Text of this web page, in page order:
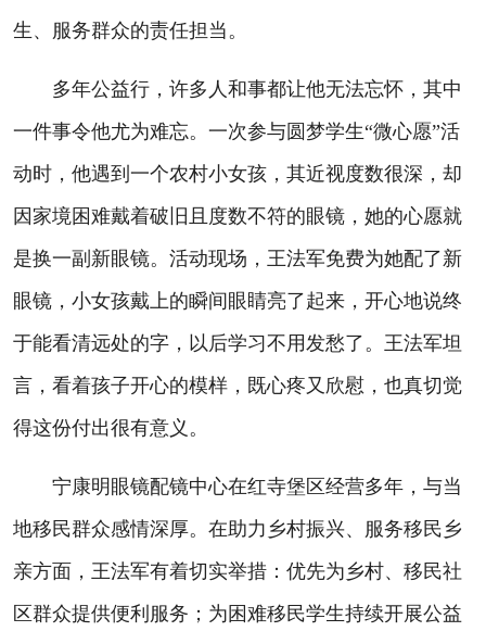
生、服务群众的责任担当。
多年公益行，许多人和事都让他无法忘怀，其中
一件事令他尤为难忘。一次参与圆梦学生“微心愿”活
动时，他遇到一个农村小女孩，其近视度数很深，却
因家境困难戴着破旧且度数不符的眼镜，她的心愿就
是换一副新眼镜。活动现场，王法军免费为她配了新
眼镜，小女孩戴上的瞬间眼睛亮了起来，开心地说终
于能看清远处的字，以后学习不用发愁了。王法军坦
言，看着孩子开心的模样，既心疼又欣慰，也真切觉
得这份付出很有意义。
宁康明眼镜配镜中心在红寺堡区经营多年，与当
地移民群众感情深厚。在助力乡村振兴、服务移民乡
亲方面，王法军有着切实举措：优先为乡村、移民社
区群众提供便利服务；为困难移民学生持续开展公益